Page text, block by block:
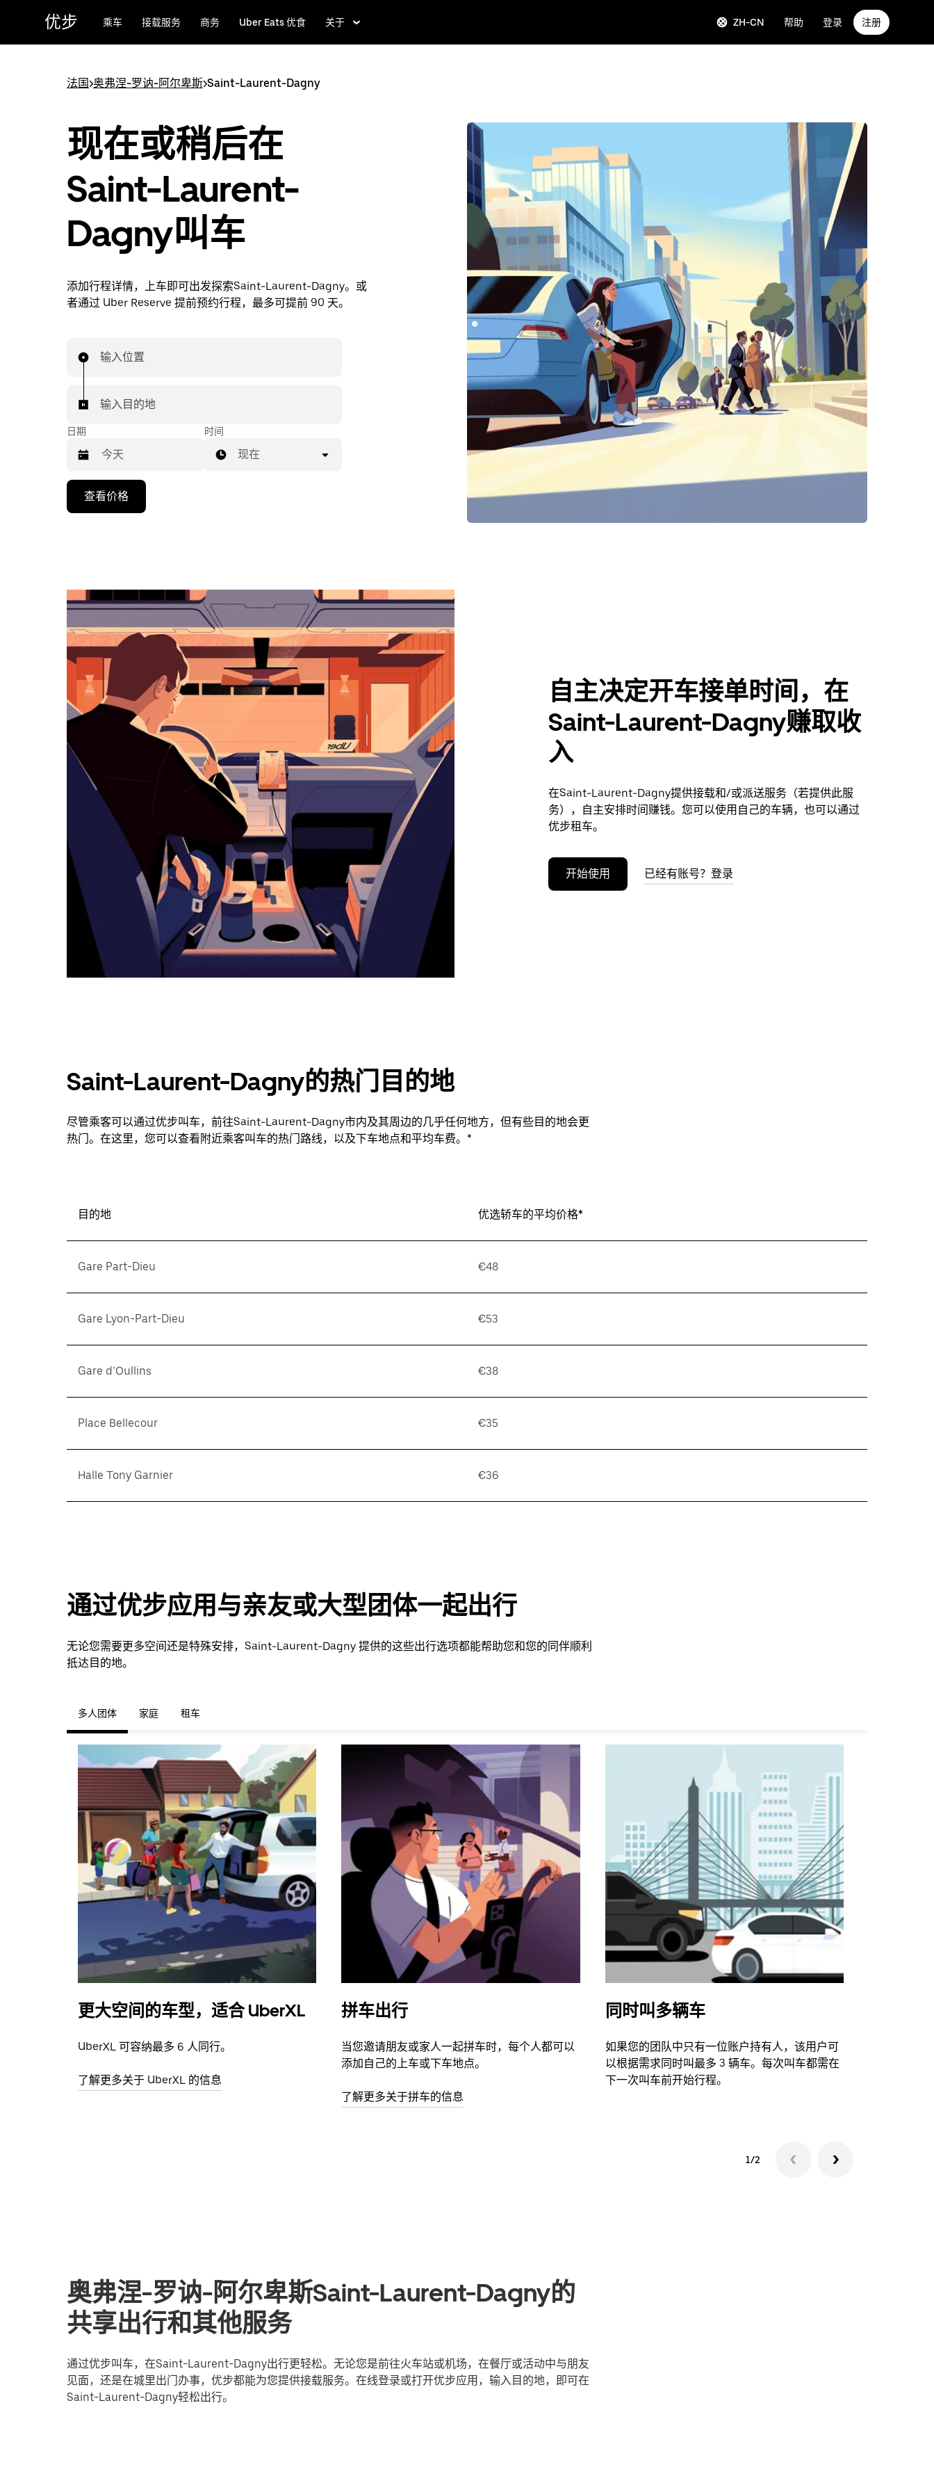
优步 乘车 接载服务 商务 Uber Eats 优食 关于 ZH-CN 帮助 登录 注册
法国>奥弗涅-罗讷-阿尔卑斯>Saint-Laurent-Dagny
现在或稍后在
Saint-Laurent-
Dagny叫车
添加行程详情，上车即可出发探索Saint-Laurent-Dagny。或
者通过 Uber Reserve 提前预约行程，最多可提前 90 天。
输入位置
输入目的地
日期
向
可
浏
览
日
历
择
期。
按
关
闭
日
历。
时间
现在
查看价格
自主决定开车接单时间，在
Saint-Laurent-Dagny赚取收
入
在Saint-Laurent-Dagny提供接载和/或派送服务（若提供此服
务），自主安排时间赚钱。您可以使用自己的车辆，也可以通过
优步租车。
开始使用 已经有账号？登录
Saint-Laurent-Dagny的热门目的地
尽管乘客可以通过优步叫车，前往Saint-Laurent-Dagny市内及其周边的几乎任何地方，但有些目的地会更
热门。在这里，您可以查看附近乘客叫车的热门路线，以及下车地点和平均车费。*
目的地 优选轿车的平均价格*
Gare Part-Dieu €48
Gare Lyon-Part-Dieu €53
Gare d’Oullins €38
Place Bellecour €35
Halle Tony Garnier €36
通过优步应用与亲友或大型团体一起出行
无论您需要更多空间还是特殊安排，Saint-Laurent-Dagny 提供的这些出行选项都能帮助您和您的同伴顺利
抵达目的地。
多人团体 家庭 租车
更大空间的车型，适合 UberXL
UberXL 可容纳最多 6 人同行。
了解更多关于 UberXL 的信息
拼车出行
当您邀请朋友或家人一起拼车时，每个人都可以
添加自己的上车或下车地点。
了解更多关于拼车的信息
同时叫多辆车
如果您的团队中只有一位账户持有人，该用户可
以根据需求同时叫最多 3 辆车。每次叫车都需在
下一次叫车前开始行程。
1/2
奥弗涅-罗讷-阿尔卑斯Saint-Laurent-Dagny的
共享出行和其他服务
通过优步叫车，在Saint-Laurent-Dagny出行更轻松。无论您是前往火车站或机场，在餐厅或活动中与朋友
见面，还是在城里出门办事，优步都能为您提供接载服务。在线登录或打开优步应用，输入目的地，即可在
Saint-Laurent-Dagny轻松出行。